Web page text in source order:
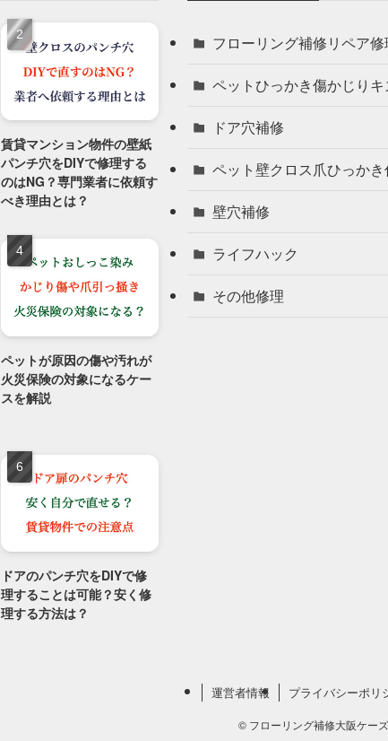
賃貸マンション物件の壁紙
パンチ穴をDIYで修理する
のはNG？専門業者に依頼す
べき理由とは？
ペットが原因の傷や汚れが
火災保険の対象になるケー
スを解説
ドアのパンチ穴をDIYで修
理することは可能？安く修
理する方法は？
フローリング補修リペア修
ペットひっかき傷かじりキ
ドア穴補修
ペット壁クロス爪ひっかき
壁穴補修
ライフハック
その他修理
運営者情報 プライバシーポリ
©フローリング補修大阪ケー